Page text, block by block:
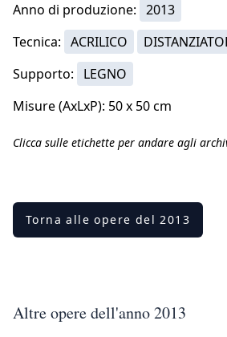
Anno di produzione: 2013
Tecnica: ACRILICO
Supporto:
LEGNO
Misure (AxLxP): 50 x 50 cm
Clicca sulle etichette per andare agli
Torna alle opere del 2013
Altre opere dell'anno 2013